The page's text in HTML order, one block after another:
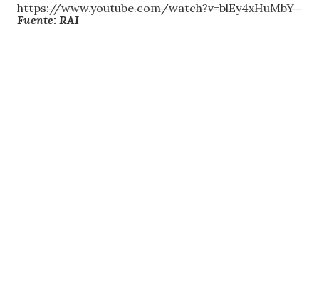
https://www.youtube.com/watch?v=blEy4xHuMbY
Fuente: RAI